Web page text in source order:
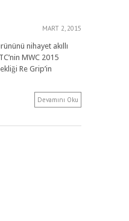
MART 2, 2015
nihayet akıllı
MWC 2015
Re Grip’in
Devamını Oku